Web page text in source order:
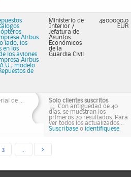
Airbus
lado, los
en los
los aviones
Airbus
modelo
de
Ministerio de
Interior /
Jefatura de
Asuntos
Económicos
de la
Guardia Civil
4800000,0
EUR
de ...
Solo clientes suscritos
Con antiguedad de 40
días, se muestran los
primeros 20 resultados. Para
ver todos los actualizados...
Suscribase o identifiquese.
3 >